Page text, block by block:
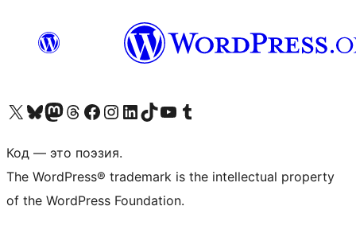
Посетите нас в X (ранее Twitter)
Посетите нашу учётную запись в Bluesky
Посетите нашу ленту в Mastodon
Посетите нашу учётную запись в Threads
Посетите нашу страницу на Facebook
Посетите наш Instagram
Посетите нашу страницу в LinkedIn
Посетите нашу учётную запись в TikTok
Посетите наш канал YouTube
Посетите нашу учётную запись в Tumblr
Код — это поэзия.
The WordPress® trademark is the intellectual property
of the WordPress Foundation.